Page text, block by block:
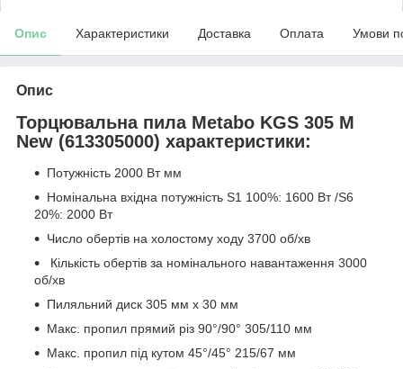
Опис Характеристики Доставка Оплата Умови
Опис
Торцювальна пила Metabo KGS 305 M
New (613305000) характеристики:
Потужність 2000 Вт мм
Номінальна вхідна потужність S1 100%: 1600 Вт /S6
20%: 2000 Вт
Число обертів на холостому ходу 3700 об/хв
Кількість обертів за номінального навантаження 3000
об/хв
Пиляльний диск 305 мм х 30 мм
Макс. пропил прямий різ 90°/90° 305/110 мм
Макс. пропил під кутом 45°/45° 215/67 мм